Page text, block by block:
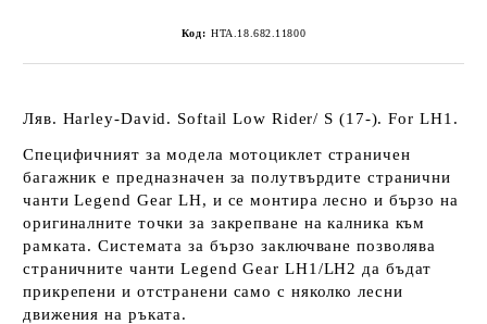
Код: HTA.18.682.11800
Ляв. Harley-David. Softail Low Rider/ S (17-). For LH1.
Специфичният за модела мотоциклет страничен
багажник е предназначен за полутвърдите странични
чанти Legend Gear LH, и се монтира лесно и бързо на
оригиналните точки за закрепване на калника към
рамката. Системата за бързо заключване позволява
страничните чанти Legend Gear LH1/LH2 да бъдат
прикрепени и отстранени само с няколко лесни
движения на ръката.